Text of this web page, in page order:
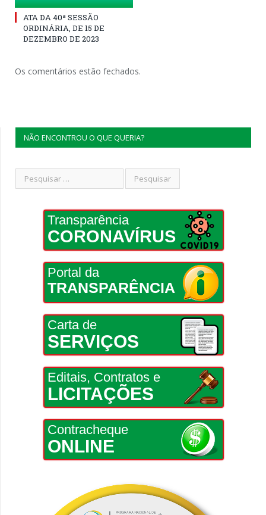
ATA DA 40ª SESSÃO
ORDINÁRIA, DE 15 DE
DEZEMBRO DE 2023
Os comentários estão fechados.
NÃO ENCONTROU O QUE QUERIA?
Transparência
CORONAVÍRUS
Portal da
TRANSPARÊNCIA
Carta de
SERVIÇOS
Editais, Contratos e
LICITAÇÕES
Contracheque
ONLINE